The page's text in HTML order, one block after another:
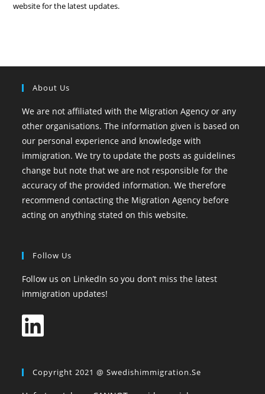
website for the latest updates.
About Us
We are not affiliated with the Migration Agency or any
other organisations. The information given is based on
our personal experience and knowledge with
immigration. We try to update the posts as guidelines
change but note that we are not responsible for the
accuracy of the provided information. We therefore
recommend contacting the Migration Agency before
acting on anything stated on this website.
Follow Us
Follow us on LinkedIn so you don’t miss the latest
immigration updates!
Copyright 2021 @ Swedishimmigration.se